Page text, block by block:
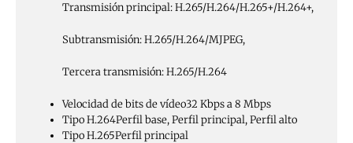
Transmisión principal: H.265/H.264/H.265+/H.264+,
Subtransmisión: H.265/H.264/MJPEG,
Tercera transmisión: H.265/H.264
Velocidad de bits de vídeo32 Kbps a 8 Mbps
Tipo H.264Perfil base, Perfil principal, Perfil alto
Tipo H.265Perfil principal